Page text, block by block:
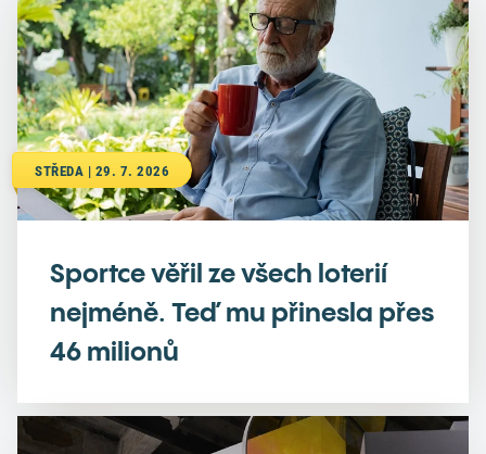
STŘEDA | 29. 7. 2026
Sportce věřil ze všech loterií
nejméně. Teď mu přinesla přes
46 milionů